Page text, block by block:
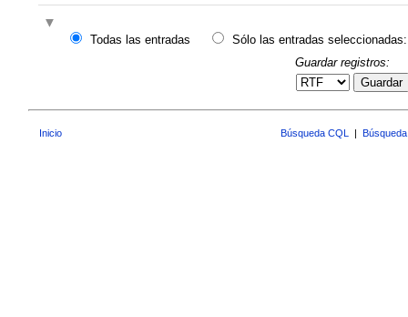
Todas las entradas
Sólo las entradas seleccionadas:
Guardar registros:
Guardar
Inicio Búsqueda CQL